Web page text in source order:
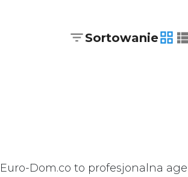
Sortowanie
Euro-Dom.co to profesjonalna